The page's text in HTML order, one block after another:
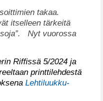
takaa.
itselleen tärkeitä
Nyt vuorossa
Riffissä 5/2024 ja
printtilehdestä
Lehtiluukku-